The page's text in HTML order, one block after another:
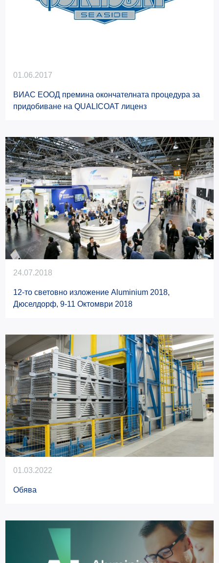
01.06.2017
ВИАС ЕООД премина окончателната процедура за
придобиване на QUALICOAT лиценз
24.07.2018
12-то световно изложение Aluminium 2018,
Дюселдорф, 9-11 Октомври 2018
01.03.2022
Обява